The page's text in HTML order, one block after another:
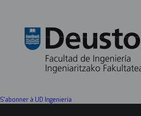
S'abonner à UD Ingeniería